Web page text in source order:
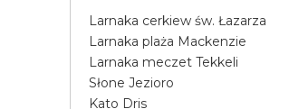
Larnaka cerkiew św. Łazarza
Larnaka plaża Mackenzie
Larnaka meczet Tekkeli
Słone Jezioro
Kato Dris